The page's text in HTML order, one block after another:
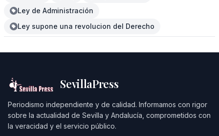
Ley de Administración
Ley supone una revolucion del Derecho
SevillaPress
Periodismo independiente y de calidad. Informamos con rigor
sobre la actualidad de Sevilla y Andalucía, comprometidos con
la veracidad y el servicio público.